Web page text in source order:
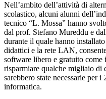
Nell’ambito dell’attività di
scolastico, alcuni alunni
tecnico “L. Mossa” hanno
dal prof. Stefano Mureddu e
durante il quale hanno
didattici e la rete LAN,
software libero e gratuito
risparmiare qualche migliaio di
sarebbero state necessarie per
informatica.